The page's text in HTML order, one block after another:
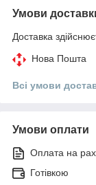
Умови
Доставка
Нова Пошта
Всі умови
Умови оплати
Оплата на
Готівкою